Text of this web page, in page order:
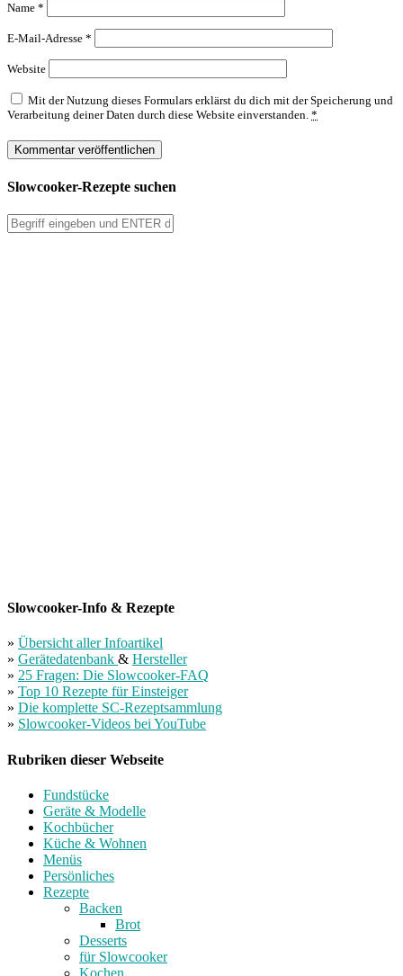
Name *
E-Mail-Adresse *
Website
Mit der Nutzung dieses Formulars erklärst du dich mit der Speicherung und
Verarbeitung deiner Daten durch diese Website einverstanden. *
Slowcooker-Rezepte suchen
Slowcooker-Info & Rezepte
» Übersicht aller Infoartikel
» Gerätedatenbank & Hersteller
» 25 Fragen: Die Slowcooker-FAQ
» Top 10 Rezepte für Einsteiger
» Die komplette SC-Rezeptsammlung
» Slowcooker-Videos bei YouTube
Rubriken dieser Webseite
Fundstücke
Geräte & Modelle
Kochbücher
Küche & Wohnen
Menüs
Persönliches
Rezepte
Backen
Brot
Desserts
für Slowcooker
Kochen